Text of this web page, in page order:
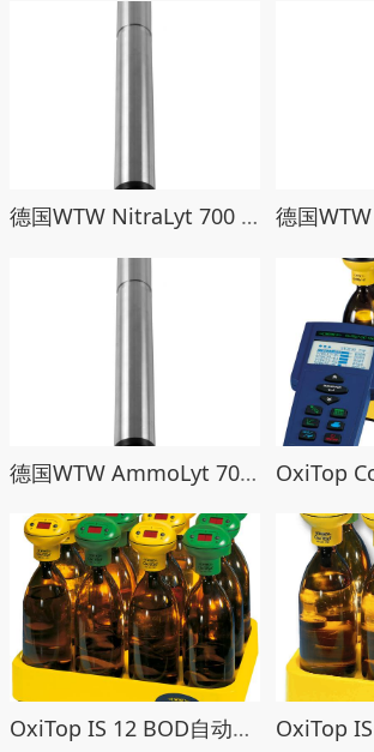
德国WTW NitraLyt 700 IQ在线硝氮探头
德国WTW AmmoLyt 700 IQ在线氨氮探头
OxiTop IS 12 BOD自动测定仪